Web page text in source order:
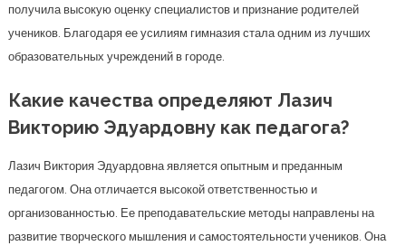
получила высокую оценку специалистов и признание родителей
учеников. Благодаря ее усилиям гимназия стала одним из лучших
образовательных учреждений в городе.
Какие качества определяют Лазич
Викторию Эдуардовну как педагога?
Лазич Виктория Эдуардовна является опытным и преданным
педагогом. Она отличается высокой ответственностью и
организованностью. Ее преподавательские методы направлены на
развитие творческого мышления и самостоятельности учеников. Она